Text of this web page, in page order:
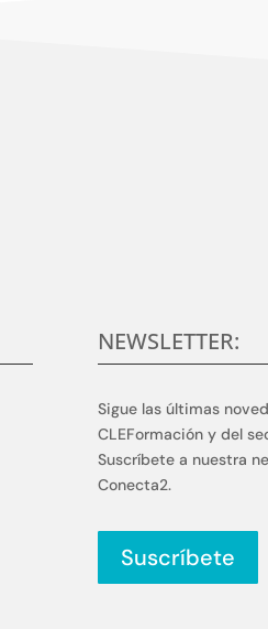
NEWSLETTER:
Sigue las últimas
CLEFormación y del
Suscríbete a nuestra
Conecta2.
Suscríbete